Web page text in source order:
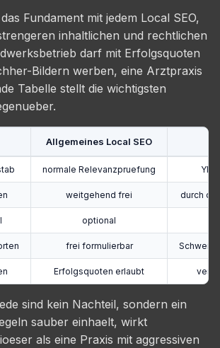
Fundament mit jedem Local SEO,
inhaltlichen und rechtlichen
darf mit Erfolgsquoten
Bildern werben, eine Arztpraxis
Tabelle stellt die wichtigsten
Allgemeines Local SEO
normale Relevanzpruefung
weitgehend frei durch
optional
frei formulierbar
Erfolgsquoten erlaubt
sind kein Nachteil, sondern ein
sauber einhaelt, wirkt
als eine Praxis mit aggressiven